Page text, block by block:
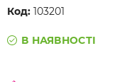
Код: 103201
В НАЯВНОСТІ